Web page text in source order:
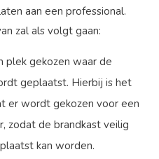
aan een professional.
zal als volgt gaan:
plek gekozen waar de
geplaatst. Hierbij is het
er wordt gekozen voor een
zodat de brandkast veilig
kan worden.